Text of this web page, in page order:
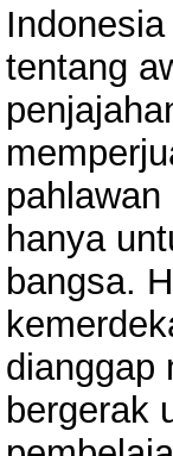
tentang
hanya
bangsa.
dianggap
bergerak